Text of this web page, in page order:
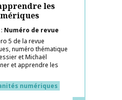
les
Numéro de revue
5 de la revue
numéro thématique
et Michaël
et apprendre les
numériques